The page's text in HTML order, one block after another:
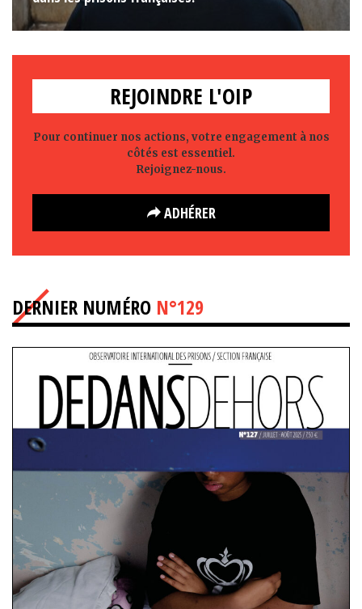
REJOINDRE L'OIP
Pour continuer nos actions, votre engagement à nos
côtés est essentiel.
Rejoignez-nous.
ADHÉRER
DERNIER NUMÉRO N°129